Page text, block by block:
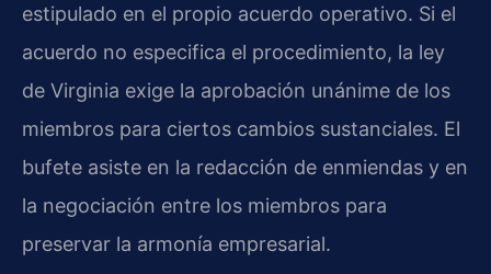
estipulado en el propio acuerdo operativo. Si el
acuerdo no especifica el procedimiento, la ley
de Virginia exige la aprobación unánime de los
miembros para ciertos cambios sustanciales. El
bufete asiste en la redacción de enmiendas y en
la negociación entre los miembros para
preservar la armonía empresarial.